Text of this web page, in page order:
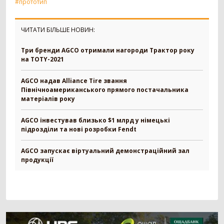
Сільгоспсамоскид
119
Тракторний причіп
Тягач
Напівпричіп зерновоз
Трал
Шини для причепа
Напівпричіп тюковоз
Самозавантажувальний причіп
Автомобільні ваги
Напівпричіп лісовоз
Позашляховик
Навантажувач 1335
#прототип
ЧИТАТИ БІЛЬШЕ НОВИН:
Три бренди AGCO отримали нагороди Трактор року
на TOTY-2021
AGCO надав Alliance Tire звання
Північноамериканського прямого постачальника
матеріалів року
AGCO інвестував близько $1 млрд у німецькі
підрозділи та нові розробки Fendt
AGCO запускає віртуальний демонстраційний зал
продукції